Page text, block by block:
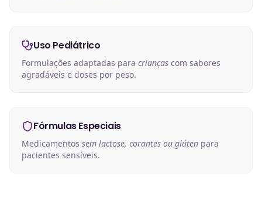
Uso Pediátrico
Formulações adaptadas para crianças com sabores
agradáveis e doses por peso.
Fórmulas Especiais
Medicamentos sem lactose, corantes ou glúten para
pacientes sensíveis.